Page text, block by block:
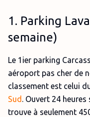
1. Parking
semaine)
Le 1ier parking
aéroport pas cher de
classement est celui
Sud . Ouvert 24 heures
trouve à seulement